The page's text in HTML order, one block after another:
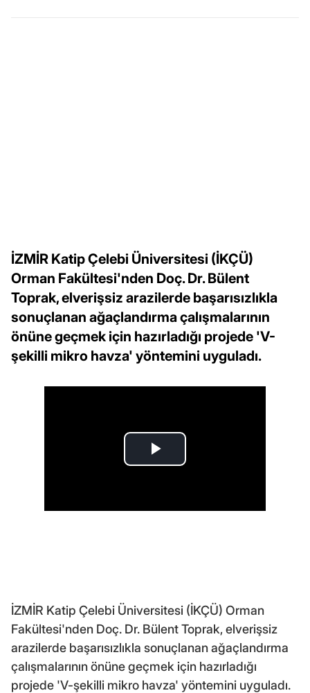
İZMİR Katip Çelebi Üniversitesi (İKÇÜ)
Orman Fakültesi'nden Doç. Dr. Bülent
Toprak, elverişsiz arazilerde başarısızlıkla
sonuçlanan ağaçlandırma çalışmalarının
önüne geçmek için hazırladığı projede 'V-
şekilli mikro havza' yöntemini uyguladı.
İZMİR Katip Çelebi Üniversitesi (İKÇÜ) Orman
Fakültesi'nden Doç. Dr. Bülent Toprak, elverişsiz
arazilerde başarısızlıkla sonuçlanan ağaçlandırma
çalışmalarının önüne geçmek için hazırladığı
projede 'V-şekilli mikro havza' yöntemini uyguladı.